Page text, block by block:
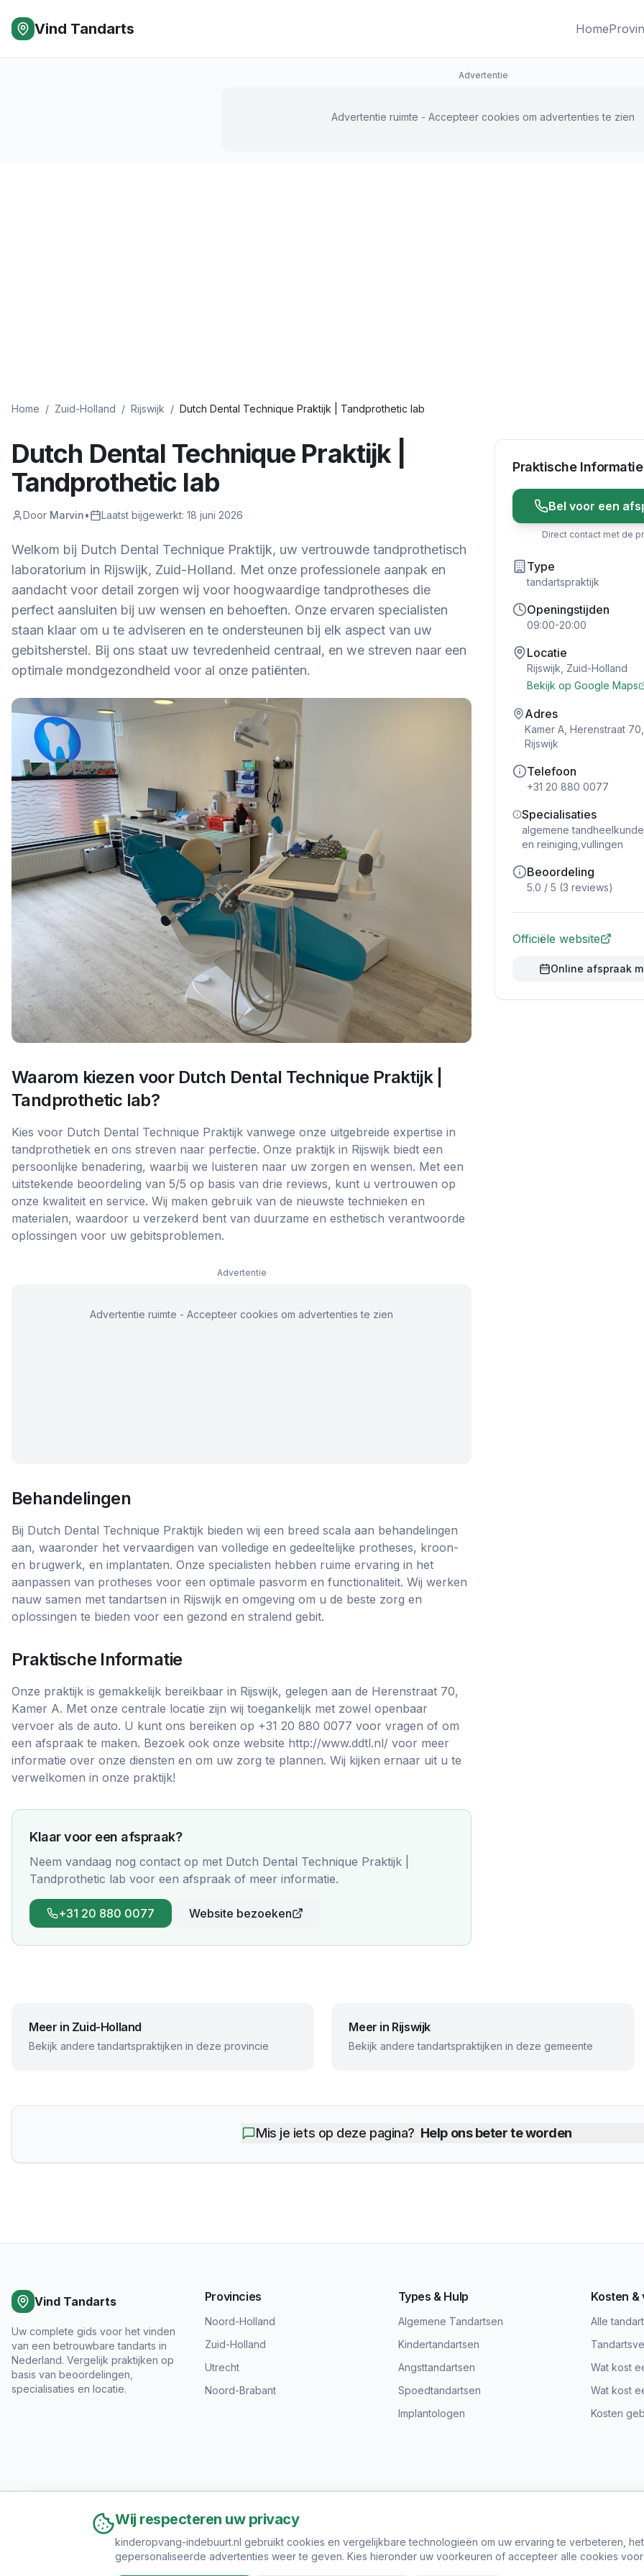
Vind Tandarts Home
Advertentie
Advertentie ruimte - Accepteer cookies om advertenties te zien
Home / Zuid-Holland / Rijswijk / Dutch Dental Technique Praktijk | Tandprothetic lab
Dutch Dental Technique Praktijk |
Tandprothetic lab
Door Marvin• Laatst bijgewerkt: 18 juni 2026
Welkom bij Dutch Dental Technique Praktijk, uw vertrouwde tandprothetisch
laboratorium in Rijswijk, Zuid-Holland. Met onze professionele aanpak en
aandacht voor detail zorgen wij voor hoogwaardige tandprotheses die
perfect aansluiten bij uw wensen en behoeften. Onze ervaren specialisten
staan klaar om u te adviseren en te ondersteunen bij elk aspect van uw
gebitsherstel. Bij ons staat uw tevredenheid centraal, en we streven naar een
optimale mondgezondheid voor al onze patiënten.
Waarom kiezen voor Dutch Dental Technique Praktijk |
Tandprothetic lab?
Kies voor Dutch Dental Technique Praktijk vanwege onze uitgebreide expertise in
tandprothetiek en ons streven naar perfectie. Onze praktijk in Rijswijk biedt een
persoonlijke benadering, waarbij we luisteren naar uw zorgen en wensen. Met een
uitstekende beoordeling van 5/5 op basis van drie reviews, kunt u vertrouwen op
onze kwaliteit en service. Wij maken gebruik van de nieuwste technieken en
materialen, waardoor u verzekerd bent van duurzame en esthetisch verantwoorde
oplossingen voor uw gebitsproblemen.
Advertentie
Advertentie ruimte - Accepteer cookies om advertenties te zien
Behandelingen
Bij Dutch Dental Technique Praktijk bieden wij een breed scala aan behandelingen
aan, waaronder het vervaardigen van volledige en gedeeltelijke protheses, kroon-
en brugwerk, en implantaten. Onze specialisten hebben ruime ervaring in het
aanpassen van protheses voor een optimale pasvorm en functionaliteit. Wij werken
nauw samen met tandartsen in Rijswijk en omgeving om u de beste zorg en
oplossingen te bieden voor een gezond en stralend gebit.
Praktische Informatie
Onze praktijk is gemakkelijk bereikbaar in Rijswijk, gelegen aan de Herenstraat 70,
Kamer A. Met onze centrale locatie zijn wij toegankelijk met zowel openbaar
vervoer als de auto. U kunt ons bereiken op +31 20 880 0077 voor vragen of om
een afspraak te maken. Bezoek ook onze website http://www.ddtl.nl/ voor meer
informatie over onze diensten en om uw zorg te plannen. Wij kijken ernaar uit u te
verwelkomen in onze praktijk!
Klaar voor een afspraak?
Neem vandaag nog contact op met Dutch Dental Technique Praktijk |
Tandprothetic lab voor een afspraak of meer informatie.
+31 20 880 0077 Website bezoeken
Praktische Informatie
Bel voor een
Direct contact met de
Type
tandartspraktijk
Openingstijden
09:00-20:00
Locatie
Rijswijk Zuid-Holland
Bekijk op Google Maps
Adres
Kamer A, Herenstraat
Rijswijk
Telefoon
+31 20 880 0077
Specialisaties
algemene
en reiniging,vullingen
Beoordeling
5.0 / 5 (3 reviews)
Officiële website
Online afspraak
Meer in Zuid-Holland
Bekijk andere tandartspraktijken in deze provincie
Meer in Rijswijk
Bekijk andere tandartspraktijken in deze gemeente
Mis je iets op deze pagina? Help ons beter te worden
Vind Tandarts
Uw complete gids voor het vinden
van een betrouwbare tandarts in
Nederland. Vergelijk praktijken op
basis van beoordelingen,
specialisaties en locatie.
Provincies
Noord-Holland
Zuid-Holland
Utrecht
Noord-Brabant
Types & Hulp
Algemene Tandartsen
Kindertandartsen
Angsttandartsen
Spoedtandartsen
Implantologen
Kosten &
Alle
Wat kost
Wat kost
Kosten
© 2024 Vind Tandarts. Alle rechten voorbehouden.
Wij respecteren uw privacy
kinderopvang-indebuurt.nl gebruikt cookies en vergelijkbare technologieën om uw ervaring te verbeteren,
gepersonaliseerde advertenties weer te geven. Kies hieronder uw voorkeuren of accepteer alle cookies